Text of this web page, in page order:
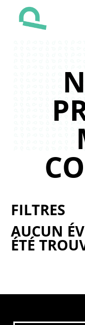
AUCUN
ÉTÉ
FILTRES